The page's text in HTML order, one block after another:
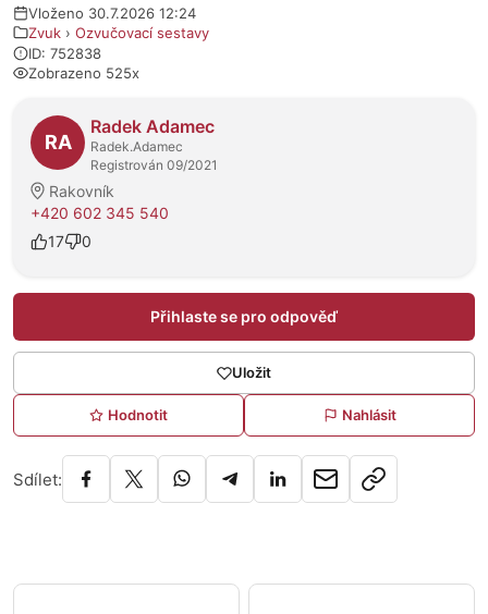
Vloženo 30.7.2026 12:24
Zvuk › Ozvučovací sestavy
ID: 752838
Zobrazeno 525x
O prodejci
RA
Radek Adamec
Radek.Adamec
Registrován 09/2021
Rakovník
+420 602 345 540
17
0
Přihlaste se pro odpověď
Uložit
Hodnotit Nahlásit
Sdílet: